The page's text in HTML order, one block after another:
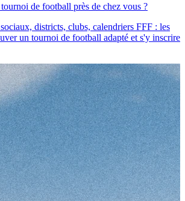
de football près de chez vous ?
districts, clubs, calendriers FFF : les
un tournoi de football adapté et s'y inscrire